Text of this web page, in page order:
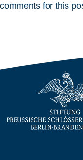
comments for this